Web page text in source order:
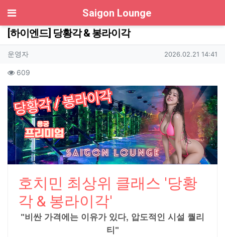
Saigon Lounge
[하이엔드] 당황각 & 봉라이각
작성자 정보
운영자작성 작성일
2026.02.21 14:41
컨텐츠 정보
609
본문
호치민 최상위 클래스 '당황
각 & 봉라이각'
"비싼 가격에는 이유가 있다, 압도적인 시설 퀄리
티"